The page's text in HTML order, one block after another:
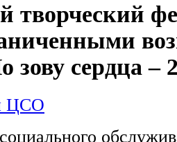
творческий
зову сердца –
ЦСО